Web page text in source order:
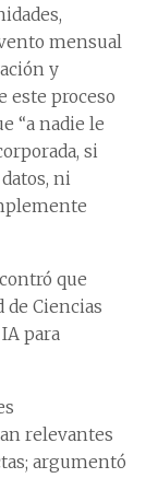
mensual
y
este proceso
“a nadie le
si
ni
que
de Ciencias
para
relevantes
argumentó